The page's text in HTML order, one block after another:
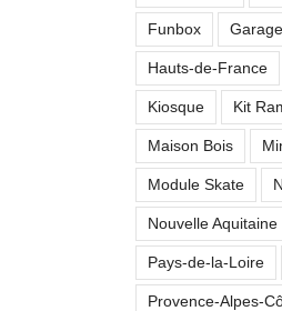
Funbox Garage
Hauts-de-France
Kiosque Kit
Maison Bois
Module Skate
Nouvelle Aquitaine
Pays-de-la-Loire
Provence-Alpes-